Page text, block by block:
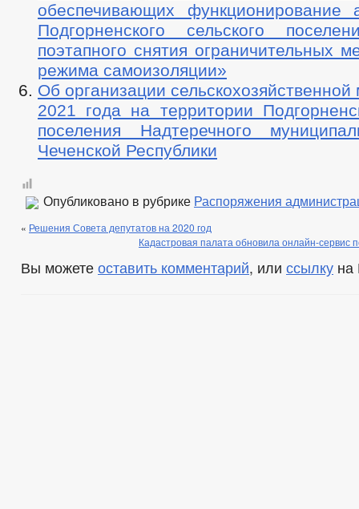
обеспечивающих функционирование
Подгорненского сельского
поэтапного снятия ограничительных
режима самоизоляции»
Об организации сельскохозяйственной
2021 года на территории
поселения Надтеречного
Чеченской Республики
Опубликовано в рубрике Распоряжения
« Решения Совета депутатов на 2020 год
Кадастровая палата обновила онлайн-сервис
Вы можете оставить комментарий, или ссылку на